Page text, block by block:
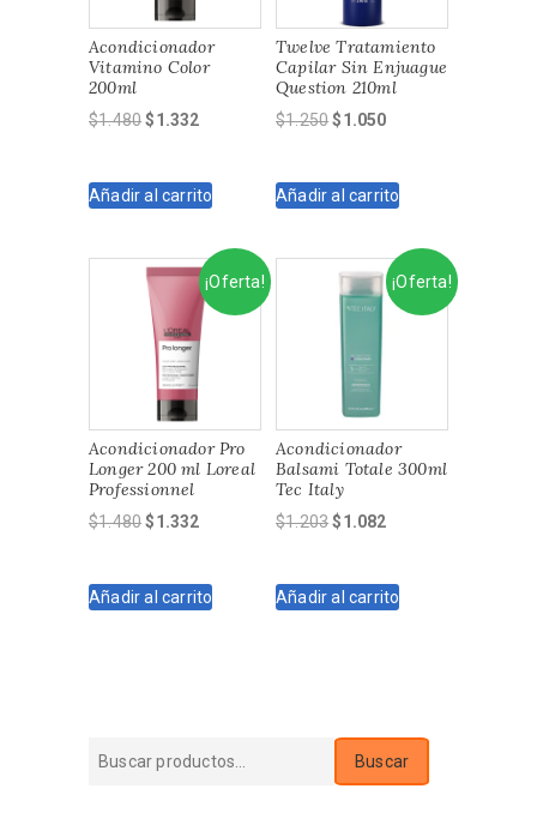
Acondicionador
Vitamino Color
200ml
$1.480El
era:
$1.332
es:
Añadir al carrito
Twelve Tratamiento
Capilar Sin Enjuague
Question 210ml
$1.250El
era:
$1.050El
es:
Añadir al carrito
¡Oferta!
Acondicionador Pro
Longer 200 ml Loreal
Professionnel
$1.480El
era:
$1.332El
es:
Añadir al carrito
¡Oferta!
Acondicionador
Balsami Totale 300ml
Tec Italy
$1.203El
era:
$1.082El
es:
Añadir al carrito
Buscar
Buscar